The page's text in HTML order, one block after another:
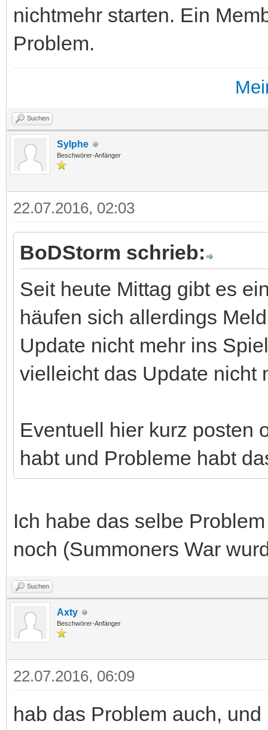
nichtmehr starten. Ein
Problem.
Suchen
Sylphe
Beschwörer-Anfänger
22.07.2016, 02:03
BoDStorm schrieb:
Seit heute Mittag gibt es
häufen sich allerdings
Update nicht mehr ins
vielleicht das Update nicht
Eventuell hier kurz posten
habt und Probleme habt
Ich habe das selbe
noch (Summoners War
Suchen
Axty
Beschwörer-Anfänger
22.07.2016, 06:09
hab das Problem auch,